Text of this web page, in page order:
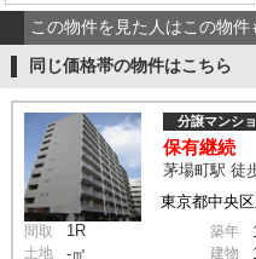
この物件を見た人はこの物件
同じ価格帯の物件はこちら
東京都中央
分譲マンシ
保有継続
間取 1R 築年
土地 -㎡ 建物